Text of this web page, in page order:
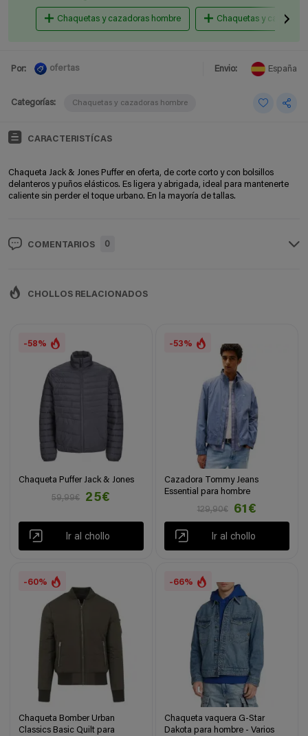
Chaquetas y cazadoras hombre Chaquetas y
Por: ofertas Envio: España
Categorías: Chaquetas y cazadoras hombre
CARACTERISTÍCAS
Chaqueta Jack & Jones Puffer en oferta, de corte corto y con bolsillos
delanteros y puños elásticos. Es ligera y abrigada, ideal para mantenerte
caliente sin perder el toque urbano. En la mayoría de tallas.
COMENTARIOS 0
CHOLLOS RELACIONADOS
-58%
Chaqueta Puffer Jack & Jones
59,99€
25€
Ir al chollo
-53%
Cazadora Tommy Jeans
Essential para hombre
129,90€
61€
Ir al chollo
-60%
Chaqueta Bomber Urban
Classics Basic Quilt para
-66%
Chaqueta vaquera G-Star
Dakota para hombre - Varios